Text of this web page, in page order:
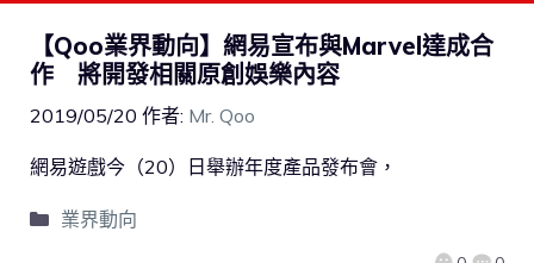
【Qoo業界動向】網易宣布與Marvel達成合
作 將開發相關原創娛樂內容
2019/05/20 作者: Mr. Qoo
網易遊戲今（20）日舉辦年度產品發布會，
業界動向